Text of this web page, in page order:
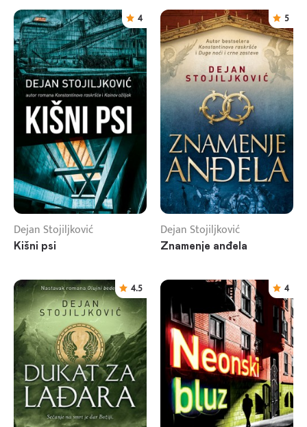
4
Dejan Stojiljković
Kišni psi
5
Dejan Stojiljković
Znamenje anđela
4.5 4